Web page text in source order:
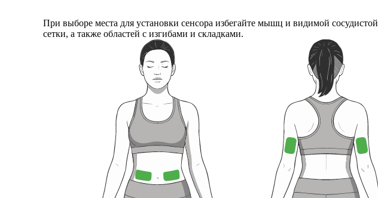
При выборе места для установки сенсора избегайте мышц и видимой сосудистой
сетки, а также областей с изгибами и складками.